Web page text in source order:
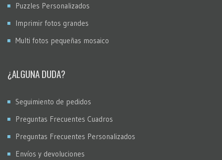
Puzzles Personalizados
Imprimir fotos grandes
Multi fotos pequeñas mosaico
¿ALGUNA DUDA?
Seguimiento de pedidos
Preguntas Frecuentes Cuadros
Preguntas Frecuentes Personalizados
Envíos y devoluciones